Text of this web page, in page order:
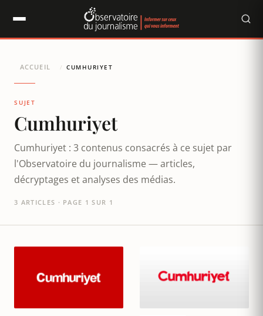
ACCUEIL / CUMHURIYET
SUJET
Cumhuriyet
Cumhuriyet : 3 contenus consacrés à ce sujet par
l'Observatoire du journalisme — articles,
décryptages et analyses des médias.
3 ARTICLES · PAGE 1 SUR 1
Panneau de gestion des cookies